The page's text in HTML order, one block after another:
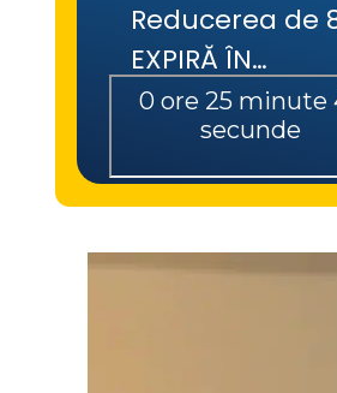
Reducerea de
EXPIRĂ ÎN…